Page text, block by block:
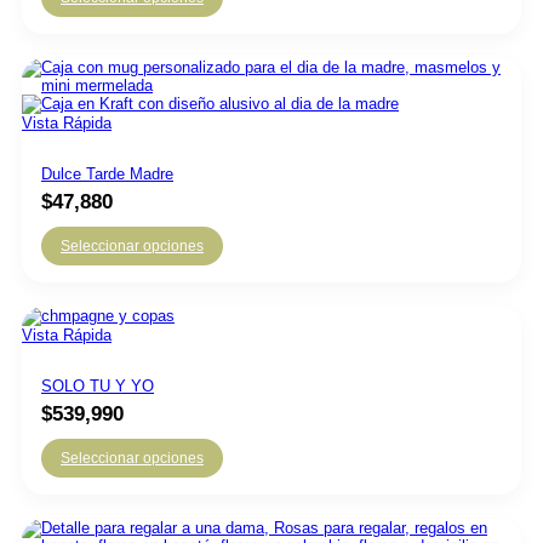
Vista Rápida
Dulce Tarde Madre
$47,880
Seleccionar opciones
Vista Rápida
SOLO TU Y YO
$539,990
Seleccionar opciones